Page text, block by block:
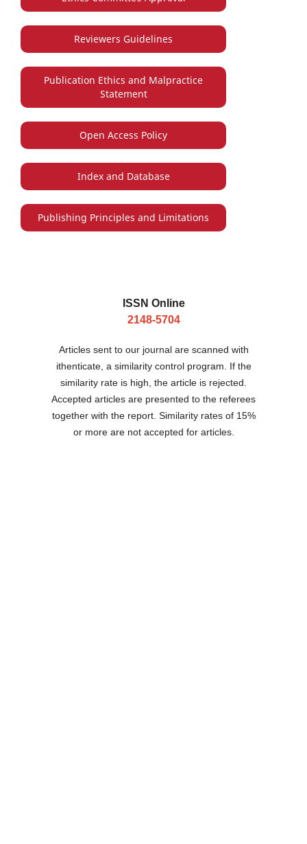
Reviewers Guidelines
Publication Ethics and Malpractice
Statement
Open Access Policy
Index and Database
Publishing Principles and Limitations
ISSN Online
2148-5704
Articles sent to our journal are scanned with
ithenticate, a similarity control program. If the
similarity rate is high, the article is rejected.
Accepted articles are presented to the referees
together with the report. Similarity rates of 15%
or more are not accepted for articles.